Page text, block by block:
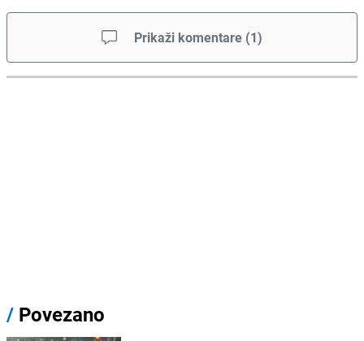
Prikaži komentare (1)
/ Povezano